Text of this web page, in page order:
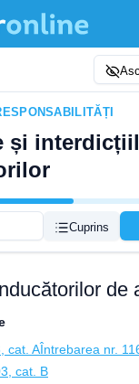
și
Cuprins
de
cat. AÎntrebarea nr.
cat. B